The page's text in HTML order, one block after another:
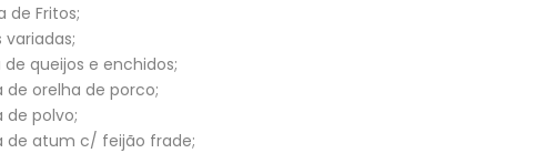
de Fritos;
variadas;
de queijos e enchidos;
de orelha de porco;
de polvo;
de atum c/ feijão frade;